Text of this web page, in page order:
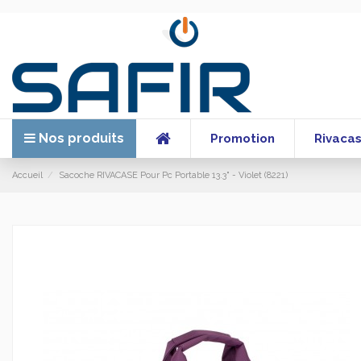
Nos produits Promotion
Accueil Sacoche RIVACASE Pour Pc Portable 13.3" - Violet (8221)